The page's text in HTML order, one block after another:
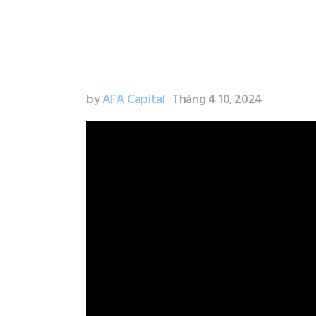
byAFA Capital Tháng 4 10, 2024